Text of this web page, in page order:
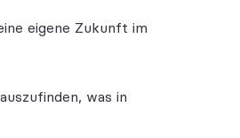
eigene Zukunft im
was in